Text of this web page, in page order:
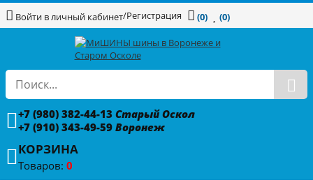
Войти в личный кабинет/Регистрация (0) (0)
+7 (980) 382-44-13 Старый Оскол
+7 (910) 343-49-59 Воронеж
КОРЗИНА
Товаров: 0